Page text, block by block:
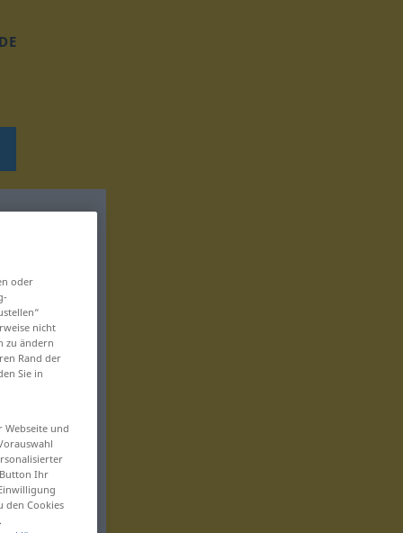
DE
oder
nicht
zu ändern
Rand der
Sie in
und
Ihr
den Cookies